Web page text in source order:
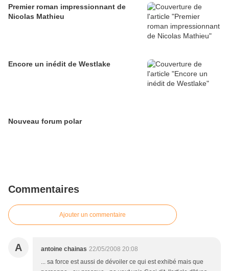
Premier roman impressionnant de
Nicolas Mathieu
Encore un inédit de Westlake
Nouveau forum polar
Commentaires
Ajouter un commentaire
A antoine chainas 22/05/2008 20:08
... sa force est aussi de dévoiler ce qui est exhibé mais que